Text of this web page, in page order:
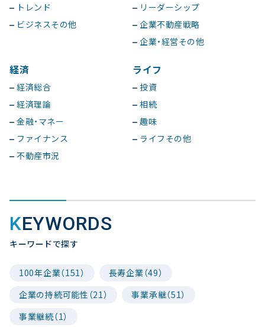
トレンド
ビジネスその他
リーダーシップ
企業不動産戦略
企業・経営その他
経済
経済総合
経済理論
金融・マネー
ファイナンス
不動産市況
ライフ
投資
相続
趣味
ライフその他
KEYWORDS
キーワードで探す
100年企業（151）
長寿企業（49）
企業の持続可能性（21）
事業承継（51）
事業継続（1）